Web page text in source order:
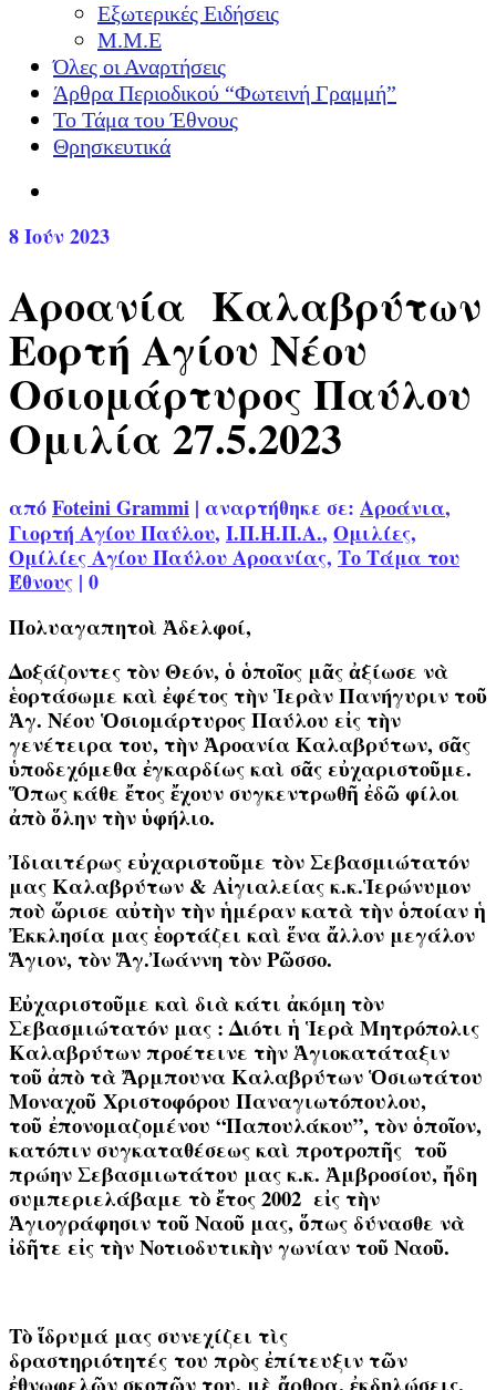
Εξωτερικές Ειδήσεις
Μ.Μ.Ε
Όλες οι Αναρτήσεις
Άρθρα Περιοδικού “Φωτεινή Γραμμή”
Το Τάμα του Έθνους
Θρησκευτικά
8Ιούν 2023
Αροανία Καλαβρύτων
Εορτή Αγίου Νέου
Οσιομάρτυρος Παύλου
Ομιλία 27.5.2023
απόFoteini Grammi | αναρτήθηκε σε: Αροάνια,
Γιορτή Αγίου Παύλου, Ι.Π.Η.Π.Α., Ομιλίες,
Ομίλίες Αγίου Παύλου Αροανίας, Το Τάμα του
Έθνους | 0
Πολυαγαπητοὶ Ἀδελφοί,
Δοξάζοντες τὸν Θεόν, ὁ ὁποῖος μᾶς ἀξίωσε νὰ
ἑορτάσωμε καὶ ἐφέτος τὴν Ἱερὰν Πανήγυριν τοῦ
Ἁγ. Νέου Ὁσιομάρτυρος Παύλου εἰς τὴν
γενέτειρα του, τὴν Ἀροανία Καλαβρύτων, σᾶς
ὑποδεχόμεθα ἐγκαρδίως καὶ σᾶς εὐχαριστοῦμε.
Ὅπως κάθε ἔτος ἔχουν συγκεντρωθῆ ἐδῶ φίλοι
ἀπὸ ὅλην τὴν ὑφήλιο.
Ἰδιαιτέρως εὐχαριστοῦμε τὸν Σεβασμιώτατόν
μας Καλαβρύτων & Αἰγιαλείας κ.κ.Ἱερώνυμον
ποὺ ὥρισε αὐτὴν τὴν ἡμέραν κατὰ τὴν ὁποίαν ἡ
Ἐκκλησία μας ἑορτάζει καὶ ἕνα ἄλλον μεγάλον
Ἅγιον, τὸν Ἅγ.Ἰωάννη τὸν Ρῶσσο.
Εὐχαριστοῦμε καὶ διὰ κάτι ἀκόμη τὸν
Σεβασμιώτατόν μας : Διότι ἡ Ἱερὰ Μητρόπολις
Καλαβρύτων προέτεινε τὴν Ἁγιοκατάταξιν
τοῦ ἀπὸ τὰ Ἄρμπουνα Καλαβρύτων Ὁσιωτάτου
Μοναχοῦ Χριστοφόρου Παναγιωτόπουλου,
τοῦ ἐπονομαζομένου “Παπουλάκου”, τὸν ὁποῖον,
κατόπιν συγκαταθέσεως καὶ προτροπῆς τοῦ
πρώην Σεβασμιωτάτου μας κ.κ. Ἀμβροσίου, ἤδη
συμπεριελάβαμε τὸ ἔτος 2002 εἰς τὴν
Ἁγιογράφησιν τοῦ Ναοῦ μας, ὅπως δύνασθε νὰ
ἰδῆτε εἰς τὴν Νοτιοδυτικὴν γωνίαν τοῦ Ναοῦ.
Τὸ ἵδρυμά μας συνεχίζει τὶς
δραστηριότητές του πρὸς ἐπίτευξιν τῶν
ἐθνωφελῶν σκοπῶν του, μὲ ἄρθρα, ἐκδηλώσεις,